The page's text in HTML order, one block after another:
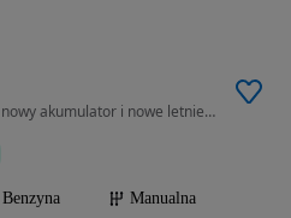
1364 cm3 • 140 KM • Opel astra, nowy akumulator i nowe letnie opony Hankook.
Benzyna
Manualna